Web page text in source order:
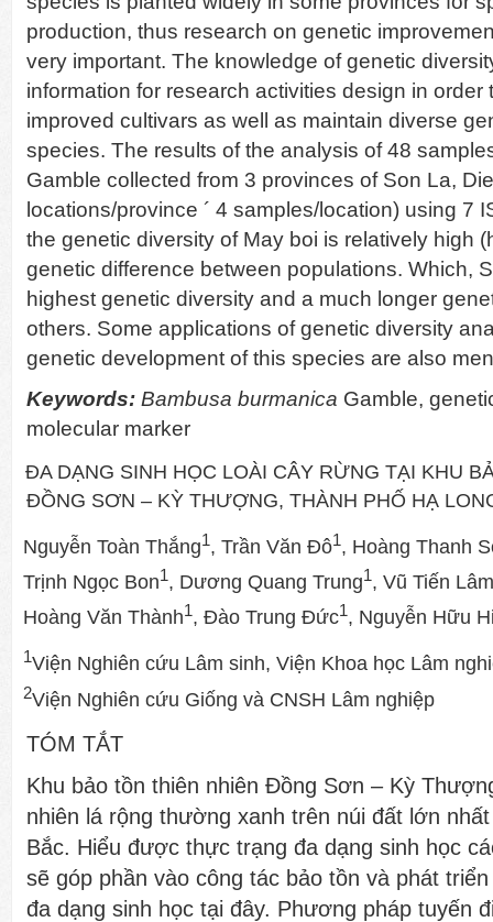
production, thus research on genetic
very important. The knowledge of genetic
information for research activities design in
improved cultivars as well as maintain diverse
species. The results of the analysis of 48
Gamble collected from 3 provinces of Son La,
locations/province ´ 4 samples/location) using 7
the genetic diversity of May boi is relatively high
genetic difference between populations. Which,
highest genetic diversity and a much longer
others. Some applications of genetic diversity
genetic development of this species are also
Keywords: Bambusa burmanica Gamble,
molecular marker
ĐA DẠNG SINH HỌC LOÀI CÂY RỪNG TẠI KHU
ĐỒNG SƠN – KỲ THƯỢNG, THÀNH PHỐ HẠ
Nguyễn Toàn Thắng1, Trần Văn Đô1, Hoàng Thanh
Trịnh Ngọc Bon1, Dương Quang Trung1, Vũ Tiến Lâm
Hoàng Văn Thành1, Đào Trung Đức1, Nguyễn Hữu
1Viện Nghiên cứu Lâm sinh, Viện Khoa học Lâm
2Viện Nghiên cứu Giống và CNSH Lâm nghiệp
TÓM TẮT
Khu bảo tồn thiên nhiên Đồng Sơn – Kỳ
nhiên lá rộng thường xanh trên núi đất lớn
Bắc. Hiểu được thực trạng đa dạng sinh học
sẽ góp phần vào công tác bảo tồn và phát
đa dạng sinh học tại đây. Phương pháp tuyến